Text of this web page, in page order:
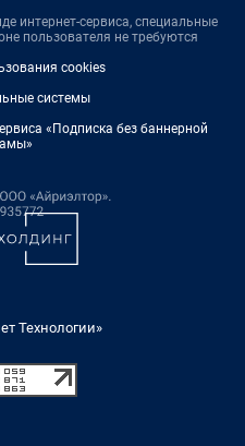
интернет-сервиса, специальные
пользователя не требуются
cookies
системы
«Подписка без баннерной
Технологии»